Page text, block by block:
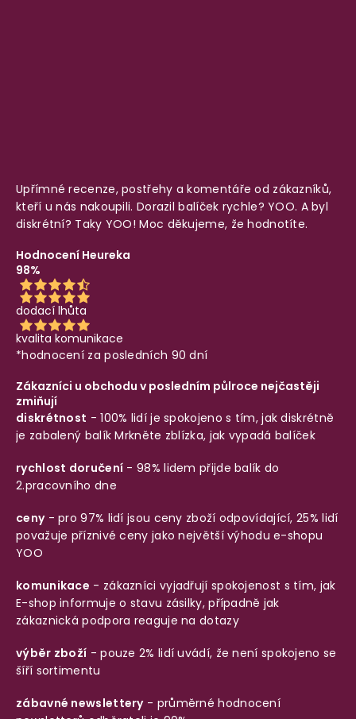
Upřímné recenze, postřehy a komentáře od zákazníků,
kteří u nás nakoupili. Dorazil balíček rychle? YOO. A byl
diskrétní? Taky YOO! Moc děkujeme, že hodnotíte.
Hodnocení Heureka
98%
dodací lhůta
kvalita komunikace
*hodnocení za posledních 90 dní
Zákazníci u obchodu v posledním půlroce nejčastěji
zmiňují
diskrétnost - 100% lidí je spokojeno s tím, jak diskrétně
je zabalený balíkMrkněte zblízka, jak vypadá balíček
rychlost doručení - 98% lidem přijde balík do
2.pracovního dne
ceny- pro 97% lidí jsou ceny zboží odpovídající, 25% lidí
považuje příznivé ceny jako největší výhodu e-shopu
YOO
komunikace - zákazníci vyjadřují spokojenost s tím, jak
E-shop informuje o stavu zásilky, případně jak
zákaznická podpora reaguje na dotazy
výběr zboží - pouze 2% lidí uvádí, že není spokojeno se
šíří sortimentu
zábavné newslettery- průměrné hodnocení